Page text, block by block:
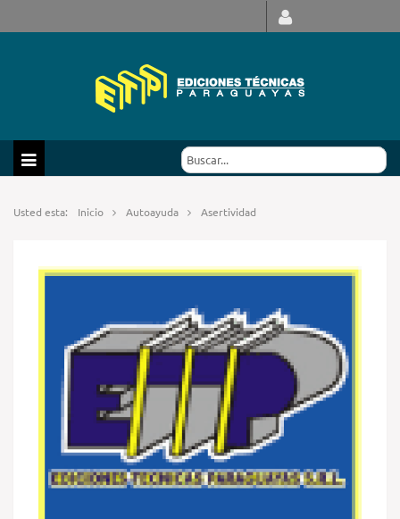
Usted esta: Inicio Autoayuda Asertividad